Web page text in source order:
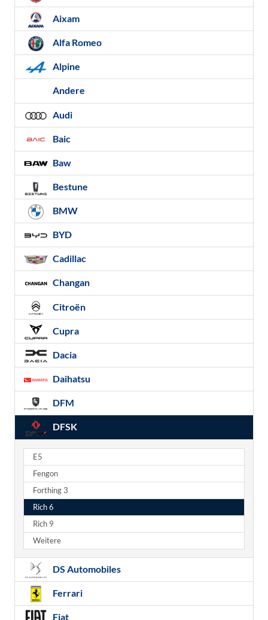
Aixam
Alfa Romeo
Alpine
Andere
Audi
Baic
Baw
Bestune
BMW
BYD
Cadillac
Changan
Citroën
Cupra
Dacia
Daihatsu
DFM
DFSK
E5
Fengon
Forthing 3
Rich 6
Rich 9
Weitere
DS Automobiles
Ferrari
Fiat